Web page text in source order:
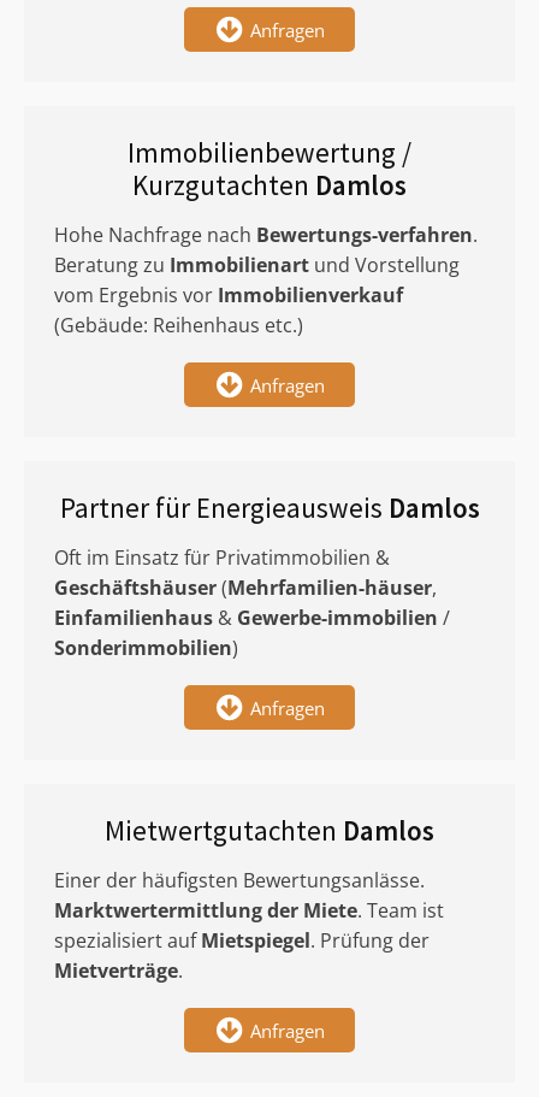
Anfragen
Immobilienbewertung /
Kurzgutachten Damlos
Hohe Nachfrage nach Bewertungs-verfahren.
Beratung zu Immobilienart und Vorstellung
vom Ergebnis vor Immobilienverkauf
(Gebäude: Reihenhaus etc.)
Anfragen
Partner für Energieausweis Damlos
Oft im Einsatz für Privatimmobilien &
Geschäftshäuser(Mehrfamilien-häuser,
Einfamilienhaus & Gewerbe-immobilien /
Sonderimmobilien)
Anfragen
Mietwertgutachten Damlos
Einer der häufigsten Bewertungsanlässe.
Marktwertermittlungder Miete. Team ist
spezialisiert aufMietspiegel. Prüfung der
Mietverträge.
Anfragen